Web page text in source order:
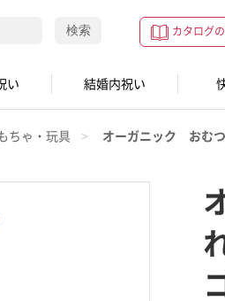
カタログ
検索
い 結婚内祝い
ちゃ・玩具 オーガニック おむつ